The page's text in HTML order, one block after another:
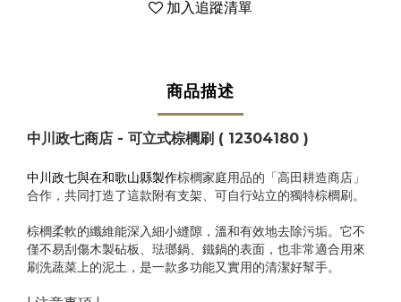
加入追蹤清單
商品描述
中川政七商店 - 可立式棕櫚刷 ( 12304180 )
中川政七與在和歌山縣製作棕櫚家庭用品的「高田耕造商店」
合作，共同打造了這款附有支架、可自行站立的獨特棕櫚刷。
棕櫚柔軟的纖維能深入細小縫隙，溫和有效地去除污垢。 它不
僅不易刮傷木製砧板、琺瑯鍋、鐵鍋的表面，也非常適合用來
刷洗蔬菜上的泥土，是一款多功能又實用的清潔好幫手。